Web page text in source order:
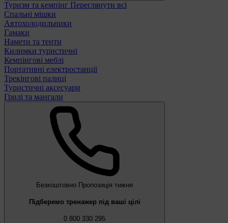
Туризм та кемпінг Переглянути всі
Спальні мішки
Автохолодильники
Гамаки
Намети та тенти
Килимки туристичні
Кемпінгові меблі
Портативні електростанції
Трекінгові палиці
Туристичні аксесуари
Грилі та мангали
Безкоштовно Пропозиція тижня
Підберемо тренажер під ваші цілі
0 800 330 295